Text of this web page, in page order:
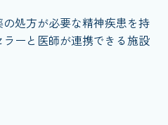
処方が必要な精神疾患を持
ーと医師が連携できる施設